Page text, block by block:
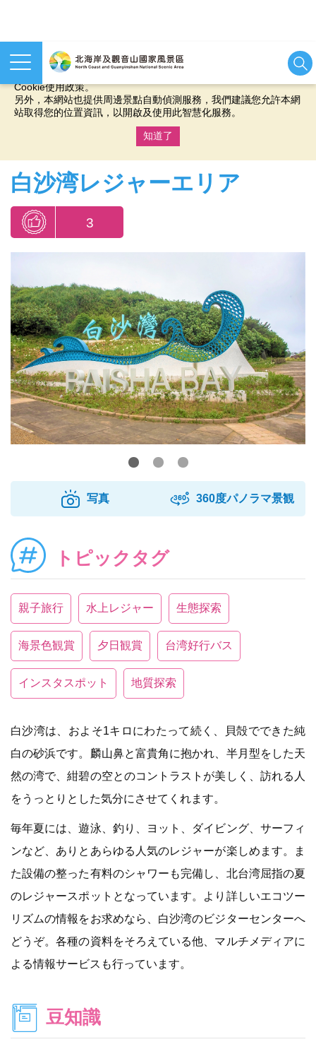
本網站使用cookies等相關技術以持續優化網站服務，並有助於為
您提供更佳的體驗，當您繼續使用本網站即表示您同意我們的
Cookie使用政策。
另外，本網站也提供周邊景點自動偵測服務，我們建議您允許本網
站取得您的位置資訊，以開啟及使用此智慧化服務。
知道了
白沙湾レジャーエリア
3
写真 360度パノラマ景観
トピックタグ
親子旅行 水上レジャー 生態探索
海景色観賞 夕日観賞 台湾好行バス
インスタスポット 地質探索
白沙湾は、およそ1キロにわたって続く、貝殻でできた純
白の砂浜です。麟山鼻と富貴角に抱かれ、半月型をした天
然の湾で、紺碧の空とのコントラストが美しく、訪れる人
をうっとりとした気分にさせてくれます。
毎年夏には、遊泳、釣り、ヨット、ダイビング、サーフィ
ンなど、ありとあらゆる人気のレジャーが楽しめます。ま
た設備の整った有料のシャワーも完備し、北台湾屈指の夏
のレジャースポットとなっています。より詳しいエコツー
リズムの情報をお求めなら、白沙湾のビジターセンターへ
どうぞ。各種の資料をそろえている他、マルチメディアに
よる情報サービスも行っています。
豆知識